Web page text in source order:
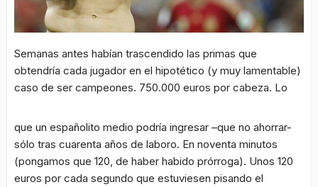
Semanas antes habían trascendido las primas que
obtendría cada jugador en el hipotético (y muy lamentable)
caso de ser campeones. 750.000 euros por cabeza. Lo
que un españolito medio podría ingresar –que no ahorrar-
sólo tras cuarenta años de laboro. En noventa minutos
(pongamos que 120, de haber habido prórroga). Unos 120
euros por cada segundo que estuviesen pisando el